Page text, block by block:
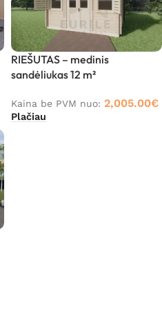
RIEŠUTAS – medinis
sandėliukas 12 m²
Kaina be PVM nuo: 2,005.00€
Plačiau